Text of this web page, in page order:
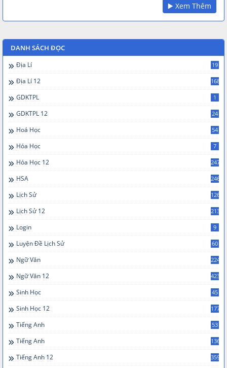
▶️ Xem Thêm
DANH SÁCH ĐỌC
Địa Lí 19
Địa Lí 12 168
GDKTPL 1
GDKTPL 12 24
Hoá Học 54
Hóa Học 7
Hóa Học 12 247
HSA 246
Lịch Sử 126
Lịch Sử 12 213
Login 9
Luyện Đề Lịch Sử 60
Ngữ Văn 224
Ngữ Văn 12 423
Sinh Học 45
Sinh Học 12 177
Tiếng Anh 53
Tiếng Anh 136
Tiếng Anh 12 359